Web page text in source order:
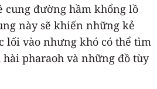
cung đường hầm khổng lồ
này sẽ khiến những kẻ
lối vào nhưng khó có thể tìm
pharaoh và những đồ tùy